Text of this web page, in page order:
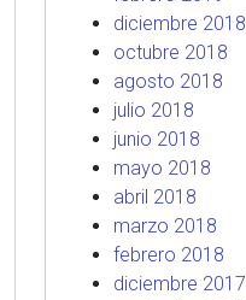
diciembre 2018
octubre 2018
agosto 2018
julio 2018
junio 2018
mayo 2018
abril 2018
marzo 2018
febrero 2018
diciembre 2017